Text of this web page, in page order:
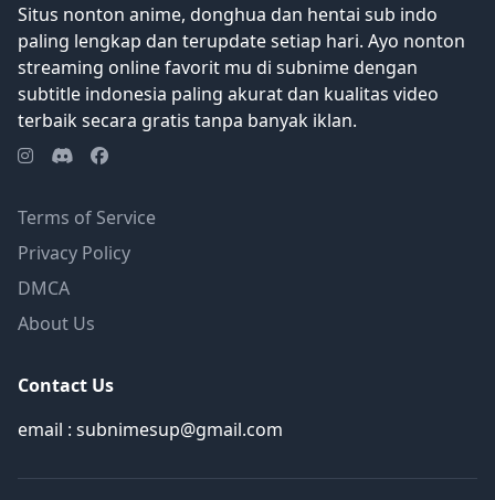
Situs nonton anime, donghua dan hentai sub indo
paling lengkap dan terupdate setiap hari. Ayo nonton
streaming online favorit mu di subnime dengan
subtitle indonesia paling akurat dan kualitas video
terbaik secara gratis tanpa banyak iklan.
Terms of Service
Privacy Policy
DMCA
About Us
Contact Us
email : subnimesup@gmail.com